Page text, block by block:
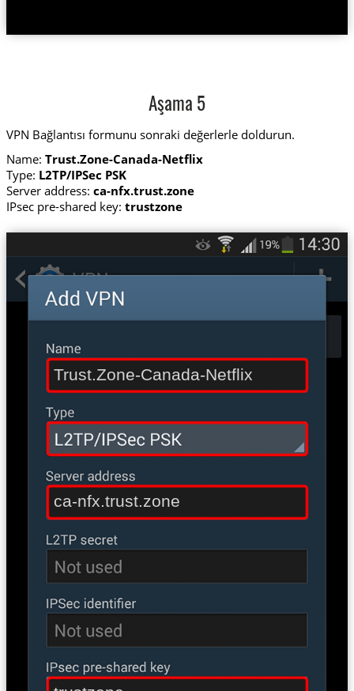
Aşama 5
VPN Bağlantısı formunu sonraki değerlerle doldurun.
Name: Trust.Zone-Canada-Netflix
Type: L2TP/IPSec PSK
Server address: ca-nfx.trust.zone
IPsec pre-shared key: trustzone
Trust.Zone-Canada-Netflix
ca-nfx.trust.zone